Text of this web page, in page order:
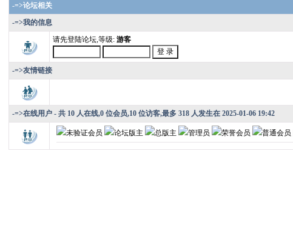
-=>论坛相关
-=>我的信息
请先登陆论坛,等级: 游客
-=>友情链接
-=>在线用户- 共 10 人在线,0 位会员,10 位访客,最多 318 人发生在 2025-01-06 19:42
未验证会员 论坛版主 总版主 管理员 荣誉会员 普通会员